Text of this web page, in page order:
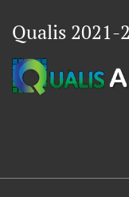
Qualis 2021-